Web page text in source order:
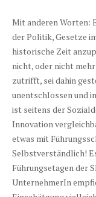
Mit anderen Worten:
der Politik, Gesetze
historische Zeit
nicht, oder nicht
zutrifft, sei dahin
unentschlossen und
ist seitens der
Innovation
etwas mit
Selbstverständlich!
Führungsetagen der
UnternehmerIn